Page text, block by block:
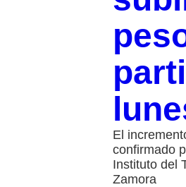
El
confirmado
Instituto del
Zamora